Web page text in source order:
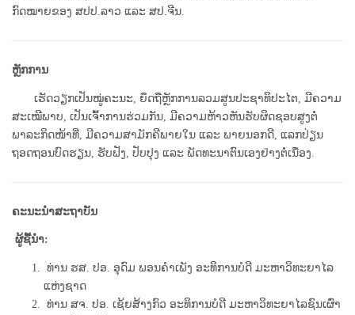
ກົດໝາຍຂອງ ສປປ.ລາວ ແລະ ສປ.ຈີນ.
ຫຼັກການ
ເຮັດວຽກເປັນໝູ່ຄະນະ, ຍຶດຖືຫຼັກການລວມສູນປະຊາທິປະໄຕ, ມີຄວາມ
ສະເໝີພາບ, ເປັນເຈົ້າການຮ່ວມກັນ, ມີຄວາມຫ້າວຫັນຮັບຜິດຊອບສູງຕໍ່
ພາລະກິດໜ້າທີ່, ມີຄວາມສາມັກຄີພາຍໃນ ແລະ ພາຍນອກດີ, ແລກປ່ຽນ
ຖອດຖອນບົດຮຽນ, ຮັບຟັງ, ປັບປຸງ ແລະ ພັດທະນາຕົນເອງຢ່າງຕໍ່ເນື່ອງ.
ຄະນະນໍາສະຖາບັນ
ຜູ້ຊື້ນໍາ:
ທ່ານ ຮສ. ປອ. ອຸດົມ ພອນຄໍາເພັງ ອະທິການບໍດີ ມະຫາວິທະຍາໄລ
ແຫ່ງຊາດ
ທ່ານ ສຈ. ປອ. ເຊ້ຍສ້າງກົວ ອະທິການບໍດີ ມະຫາວິທະຍາໄລຊົນເຜົ່າ